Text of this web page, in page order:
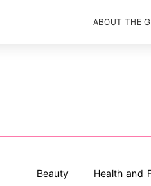
ABOUT THE
Beauty Health and